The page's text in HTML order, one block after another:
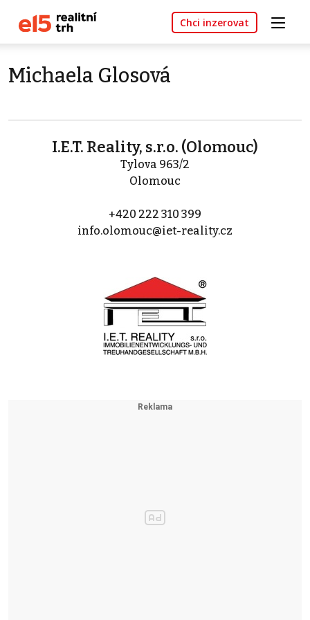
Chci inzerovat
Michaela Glosová
I.E.T. Reality, s.r.o. (Olomouc)
Tylova 963/2
Olomouc
+420 222 310 399
info.olomouc@iet-reality.cz